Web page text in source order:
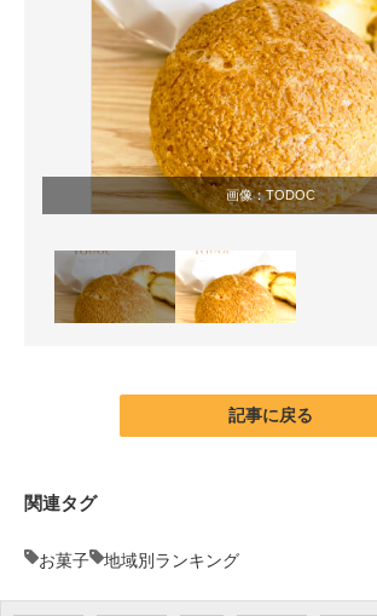
電子設計の基本と応用
エネルギーの専門メディア
建設×テクノロジーの最前線
ちょっと気になるネットの話題
画像：TODOC
記事に戻る
関連タグ
お菓子 地域別ランキング